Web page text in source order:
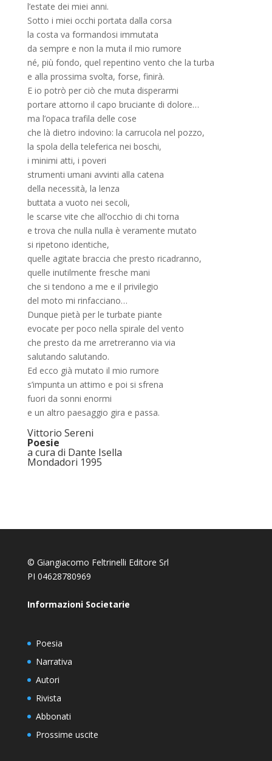
l’estate dei miei anni.
Sotto i miei occhi portata dalla corsa
la costa va formandosi immutata
da sempre e non la muta il mio rumore
né, più fondo, quel repentino vento che la turba
e alla prossima svolta, forse, finirà.
E io potrò per ciò che muta disperarmi
portare attorno il capo bruciante di dolore…
ma l’opaca trafila delle cose
che là dietro indovino: la carrucola nel pozzo,
la spola della teleferica nei boschi,
i minimi atti, i poveri
strumenti umani avvinti alla catena
della necessità, la lenza
buttata a vuoto nei secoli,
le scarse vite che all’occhio di chi torna
e trova che nulla nulla è veramente mutato
si ripetono identiche,
quelle agitate braccia che presto ricadranno,
quelle inutilmente fresche mani
che si tendono a me e il privilegio
del moto mi rinfacciano…
Dunque pietà per le turbate piante
evocate per poco nella spirale del vento
che presto da me arretreranno via via
salutando salutando.
Ed ecco già mutato il mio rumore
s’impunta un attimo e poi si sfrena
fuori da sonni enormi
e un altro paesaggio gira e passa.
Vittorio Sereni
Poesie
a cura di Dante Isella
Mondadori 1995
© Giangiacomo Feltrinelli Editore Srl
PI 04628780969
Informazioni Societarie
Poesia
Narrativa
Autori
Rivista
Abbonati
Prossime uscite